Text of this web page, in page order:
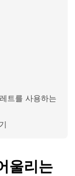
트를 사용하는
울리는